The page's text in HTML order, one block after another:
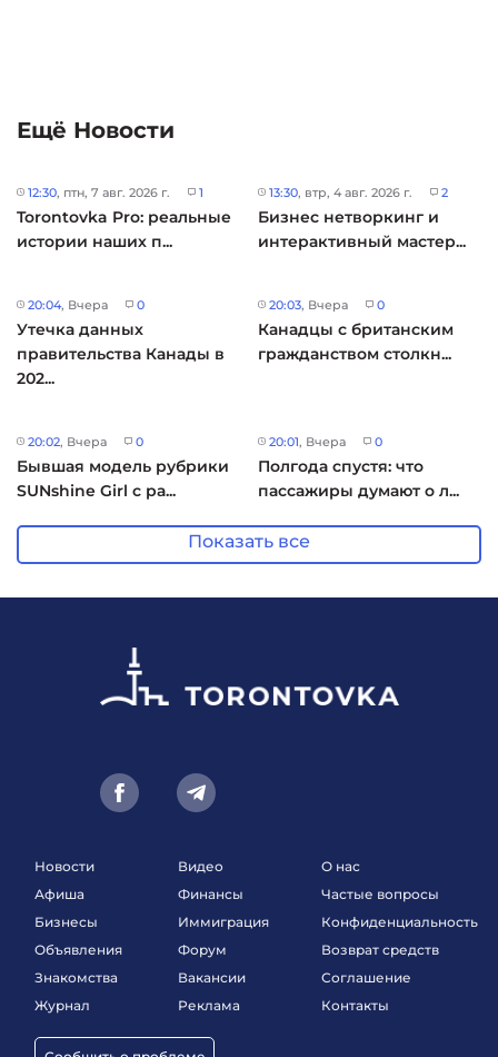
Ещё Новости
12:30, птн, 7 авг. 2026 г. 1
Torontovka Pro: реальные
истории наших п...
13:30, втр, 4 авг. 2026 г. 2
Бизнес нетворкинг и
интерактивный мастер...
20:04, Вчера 0
Утечка данных
правительства Канады в
202...
20:03, Вчера 0
Канадцы с британским
гражданством столкн...
20:02, Вчера 0
Бывшая модель рубрики
SUNshine Girl с ра...
20:01, Вчера 0
Полгода спустя: что
пассажиры думают о л...
Показать все
Новости
Афиша
Бизнесы
Объявления
Знакомства
Журнал
Видео
Финансы
Иммиграция
Форум
Вакансии
Реклама
О нас
Частые вопросы
Конфиденциальность
Возврат средств
Соглашение
Контакты